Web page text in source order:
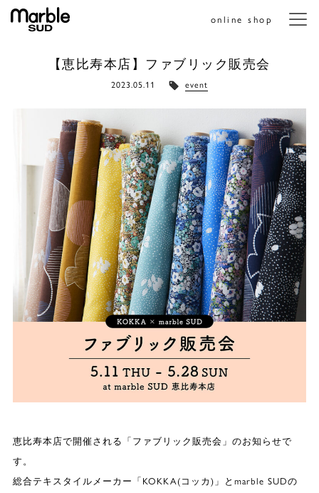
online shop メニ
【恵比寿本店】ファブリック販売会
2023.05.11 event
恵比寿本店で開催される「ファブリック販売会」のお知らせで
す。
総合テキスタイルメーカー「KOKKA(コッカ)」とmarble SUDの